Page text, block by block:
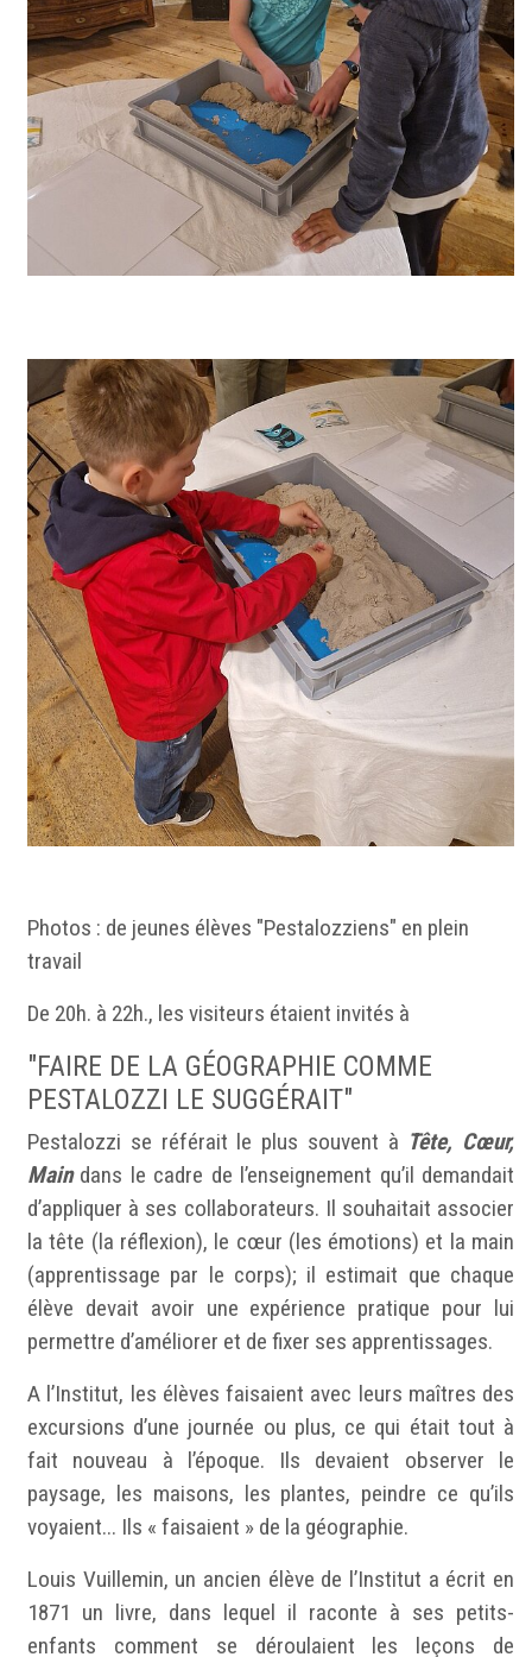
Photos : de jeunes élèves "Pestalozziens" en plein
travail
De 20h. à 22h., les visiteurs étaient invités à
"FAIRE DE LA GÉOGRAPHIE COMME
PESTALOZZI LE SUGGÉRAIT"
Pestalozzi se référait le plus souvent à Tête, Cœur,
Main dans le cadre de l’enseignement qu’il demandait
d’appliquer à ses collaborateurs. Il souhaitait associer
la tête (la réflexion), le cœur (les émotions) et la main
(apprentissage par le corps); il estimait que chaque
élève devait avoir une expérience pratique pour lui
permettre d’améliorer et de fixer ses apprentissages.
A l’Institut, les élèves faisaient avec leurs maîtres des
excursions d’une journée ou plus, ce qui était tout à
fait nouveau à l’époque. Ils devaient observer le
paysage, les maisons, les plantes, peindre ce qu’ils
voyaient... Ils « faisaient » de la géographie.
Louis Vuillemin, un ancien élève de l’Institut a écrit en
1871 un livre, dans lequel il raconte à ses petits-
enfants comment se déroulaient les leçons de